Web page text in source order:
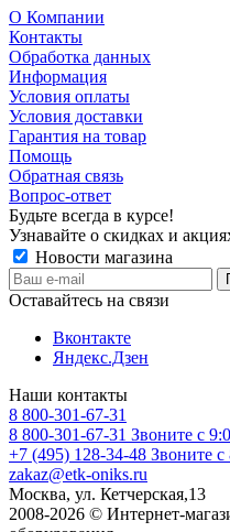
О Компании
Контакты
Обработка данных
Информация
Условия оплаты
Условия доставки
Гарантия на товар
Помощь
Обратная связь
Вопрос-ответ
Будьте всегда в курсе!
Узнавайте о скидках и
Новости магазина
Оставайтесь на связи
Вконтакте
Яндекс.Дзен
Наши контакты
8 800-301-67-31
8 800-301-67-31 Звоните с
+7 (495) 128-34-48 Звоните с
zakaz@etk-oniks.ru
Москва, ул. Кетчерская,13
2008-2026 © Интернет-